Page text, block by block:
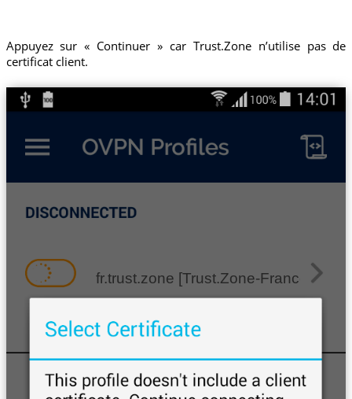
Appuyez sur « Continuer » car Trust.Zone n’utilise pas de
certificat client.
fr.trust.zone [Trust.Zone-France]